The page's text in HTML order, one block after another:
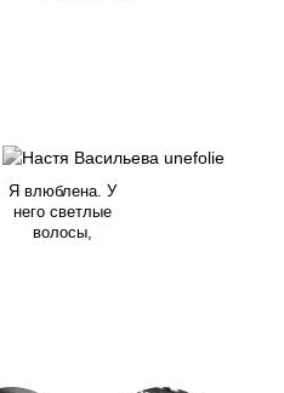
Я влюблена. У
него светлые
волосы,